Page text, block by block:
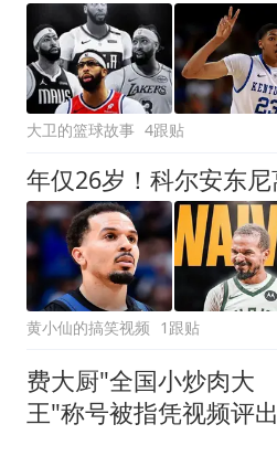
大卫的篮球故事 4跟贴
黄小仙的搞笑视频 1跟贴
费大厨"全国小炒肉大
王"称号被指凭视频评出